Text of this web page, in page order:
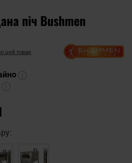
піч Bushmen
цей товар